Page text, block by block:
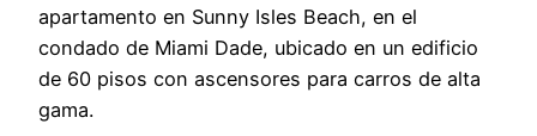
apartamento en Sunny Isles Beach, en el
condado de Miami Dade, ubicado en un edificio
de 60 pisos con ascensores para carros de alta
gama.